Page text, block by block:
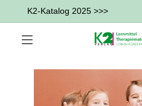
K2-Katalog 2025 >>>